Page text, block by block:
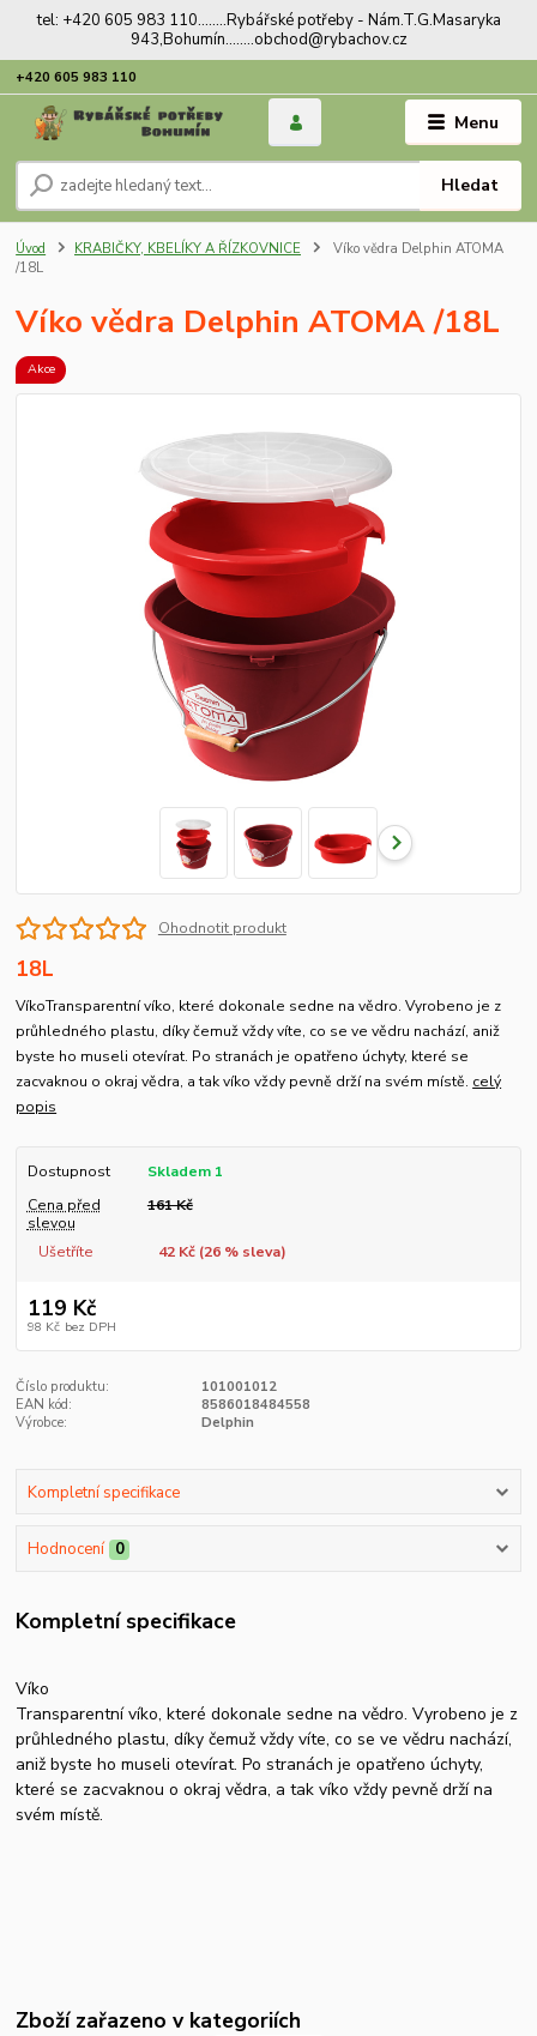
tel: +420 605 983 110........Rybářské potřeby - Nám.T.G.Masaryka
943,Bohumín........obchod@rybachov.cz
Menu
Hledat
+420 605 983 110
Úvod KRABIČKY, KBELÍKY A ŘÍZKOVNICE
Víko vědra Delphin ATOMA
/18L
Víko vědra Delphin ATOMA /18L
Akce
Ohodnotit produkt
18L
VíkoTransparentní víko, které dokonale sedne na vědro. Vyrobeno je z
průhledného plastu, díky čemuž vždy víte, co se ve vědru nachází, aniž
byste ho museli otevírat. Po stranách je opatřeno úchyty, které se
zacvaknou o okraj vědra, a tak víko vždy pevně drží na svém místě. celý
popis
Dostupnost
Skladem 1
Cena před
slevou
161 Kč
Ušetříte 42 Kč (26% sleva)
119 Kč
98 Kč bez DPH
Číslo produktu:
101001012
EAN kód:
8586018484558
Výrobce:
Delphin
Kompletní specifikace
Hodnocení 0
Kompletní specifikace
Víko
Transparentní víko, které dokonale sedne na vědro. Vyrobeno je z
průhledného plastu, díky čemuž vždy víte, co se ve vědru nachází,
aniž byste ho museli otevírat. Po stranách je opatřeno úchyty,
které se zacvaknou o okraj vědra, a tak víko vždy pevně drží na
svém místě.
Zboží zařazeno v kategoriích